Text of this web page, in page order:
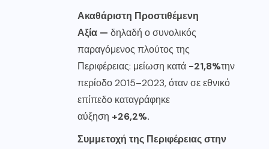
Ακαθάριστη Προστιθέμενη
Αξία — δηλαδή ο συνολικός
παραγόμενος πλούτος της
Περιφέρειας: μείωση κατά -21,8%την
περίοδο 2015–2023, όταν σε εθνικό
επίπεδο καταγράφηκε
αύξηση +26,2%.
Συμμετοχή της Περιφέρειας στην